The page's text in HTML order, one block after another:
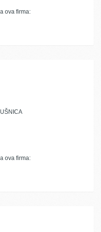
ova firma:
ova firma: